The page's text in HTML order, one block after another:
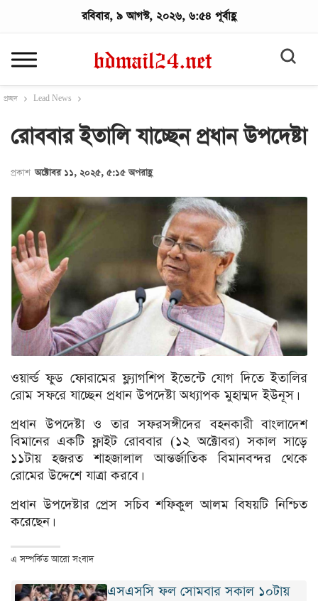
রবিবার, ৯ আগস্ট, ২০২৬, ৬:৫৪ পূর্বাহ্ণ
প্রচ্ছদ Lead News
রোববার ইতালি যাচ্ছেন প্রধান উপদেষ্টা
প্রকাশ অক্টোবর ১১, ২০২৫, ৫:১৫ অপরাহ্ণ
ওয়ার্ল্ড ফুড ফোরামের ফ্ল্যাগশিপ ইভেন্টে যোগ দিতে ইতালির
রোম সফরে যাচ্ছেন প্রধান উপদেষ্টা অধ্যাপক মুহাম্মদ ইউনূস।
প্রধান উপদেষ্টা ও তার সফরসঙ্গীদের বহনকারী বাংলাদেশ
বিমানের একটি ফ্লাইট রোববার (১২ অক্টোবর) সকাল সাড়ে
১১টায় হজরত শাহজালাল আন্তর্জাতিক বিমানবন্দর থেকে
রোমের উদ্দেশে যাত্রা করবে।
প্রধান উপদেষ্টার প্রেস সচিব শফিকুল আলম বিষয়টি নিশ্চিত
করেছেন।
এ সম্পর্কিত আরো সংবাদ
এসএসসি ফল সোমবার সকাল ১০টায়